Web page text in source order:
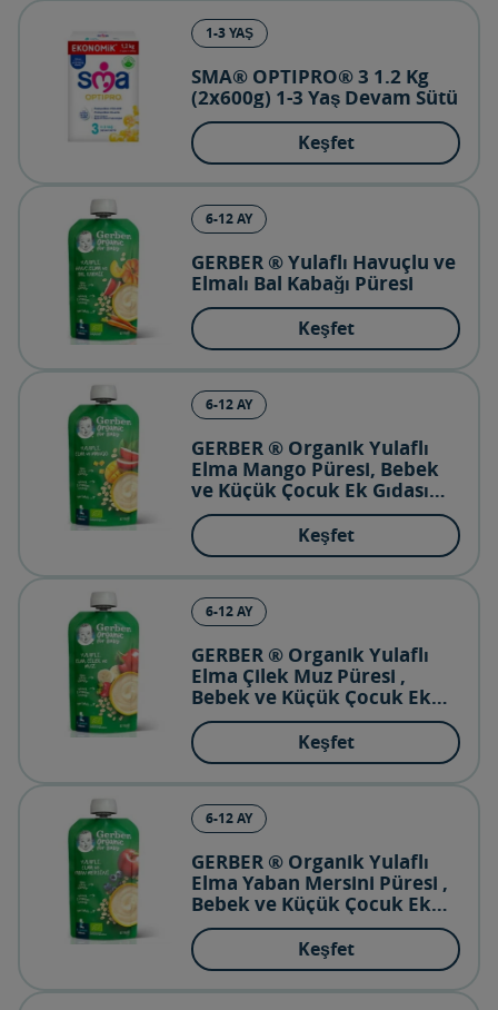
1-3 YAŞ
SMA® OPTIPRO® 3 1.2 Kg
(2x600g) 1-3 Yaş Devam Sütü
Keşfet
6-12 AY
GERBER ® Yulaflı Havuçlu ve
Elmalı Bal Kabağı Püresi
Keşfet
6-12 AY
GERBER ® Organik Yulaflı
Elma Mango Püresi, Bebek
ve Küçük Çocuk Ek Gıdası
(6.aydan itibaren)
Keşfet
6-12 AY
GERBER ® Organik Yulaflı
Elma Çilek Muz Püresi ,
Bebek ve Küçük Çocuk Ek
Gıdası (6.aydan itibaren)
Keşfet
6-12 AY
GERBER ® Organik Yulaflı
Elma Yaban Mersini Püresi ,
Bebek ve Küçük Çocuk Ek
Gıdası (6.aydan itibaren)
Keşfet